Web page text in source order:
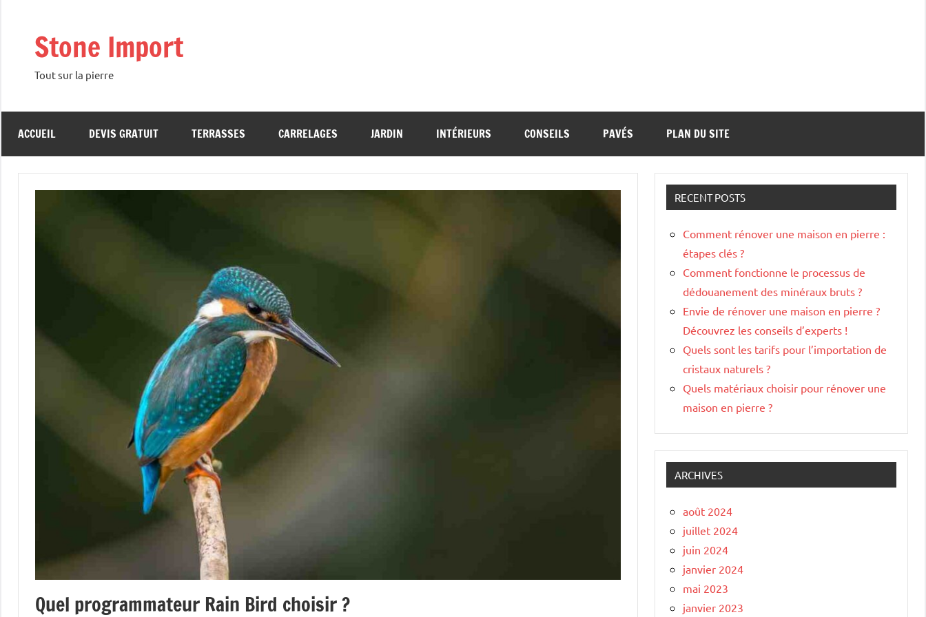
contenuStone Import
Tout sur la pierre
ACCUEIL DEVIS GRATUIT TERRASSES CARRELAGES JARDIN INTÉRIEURS CONSEILS PAVÉS PLAN DU SITE
Quel programmateur Rain Bird choisir ?
RECENT POSTS
Comment rénover une maison en pierre :
étapes clés ?
Comment fonctionne le processus de
dédouanement des minéraux bruts ?
Envie de rénover une maison en pierre ?
Découvrez les conseils d’experts !
Quels sont les tarifs pour l’importation de
cristaux naturels ?
Quels matériaux choisir pour rénover une
maison en pierre ?
ARCHIVES
août 2024
juillet 2024
juin 2024
janvier 2024
mai 2023
janvier 2023